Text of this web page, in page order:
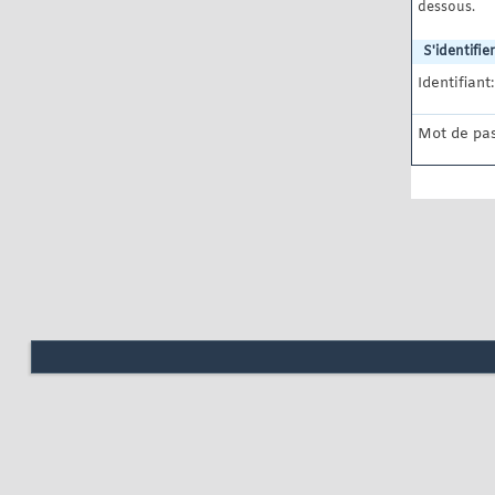
dessous.
S'identifier
Identifiant:
Mot de